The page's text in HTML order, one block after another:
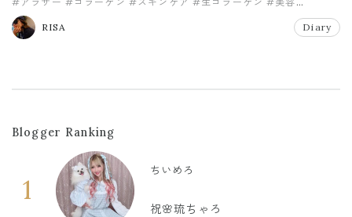
#美容グッズ
RISA
Diary
Blogger Ranking
1
ちいめろ
祝🌸琉ちゃろ